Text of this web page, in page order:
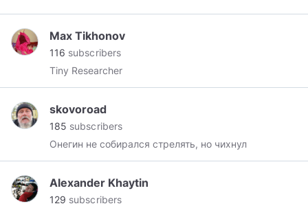
Max Tikhonov
116 subscribers
Tiny Researcher
skovoroad
185 subscribers
Онегин не собирался стрелять, но чихнул
Alexander Khaytin
129 subscribers